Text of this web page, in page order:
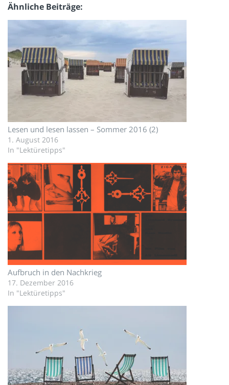
Ähnliche Beiträge
Lesen und lesen lassen – Sommer 2016 (2)
1. August 2016
In "Lektüretipps"
Aufbruch in den Nachkrieg
17. Dezember 2016
In "Lektüretipps"